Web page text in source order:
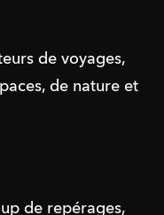
de voyages,
de nature et
de repérages,